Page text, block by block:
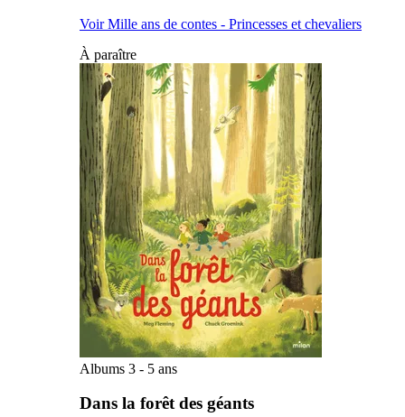
Voir Mille ans de contes - Princesses et chevaliers
À paraître
Albums 3 - 5 ans
Dans la forêt des géants